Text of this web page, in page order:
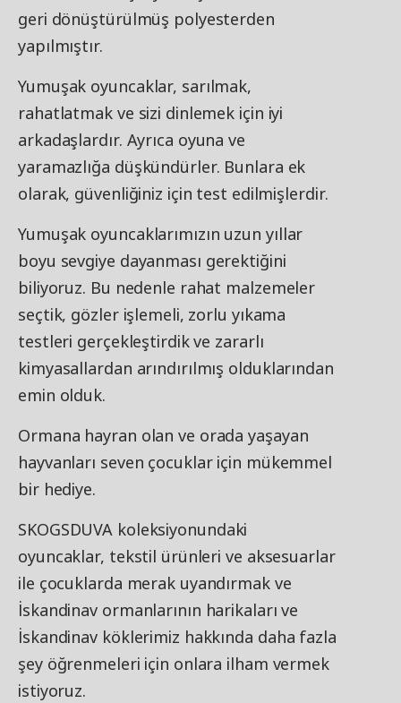
geri dönüştürülmüş polyesterden
yapılmıştır.
Yumuşak oyuncaklar, sarılmak,
rahatlatmak ve sizi dinlemek için iyi
arkadaşlardır. Ayrıca oyuna ve
yaramazlığa düşkündürler. Bunlara ek
olarak, güvenliğiniz için test edilmişlerdir.
Yumuşak oyuncaklarımızın uzun yıllar
boyu sevgiye dayanması gerektiğini
biliyoruz. Bu nedenle rahat malzemeler
seçtik, gözler işlemeli, zorlu yıkama
testleri gerçekleştirdik ve zararlı
kimyasallardan arındırılmış olduklarından
emin olduk.
Ormana hayran olan ve orada yaşayan
hayvanları seven çocuklar için mükemmel
bir hediye.
SKOGSDUVA koleksiyonundaki
oyuncaklar, tekstil ürünleri ve aksesuarlar
ile çocuklarda merak uyandırmak ve
İskandinav ormanlarının harikaları ve
İskandinav köklerimiz hakkında daha fazla
şey öğrenmeleri için onlara ilham vermek
istiyoruz.